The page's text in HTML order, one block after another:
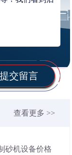
提交留言
查看更多 >>
砂机设备价格